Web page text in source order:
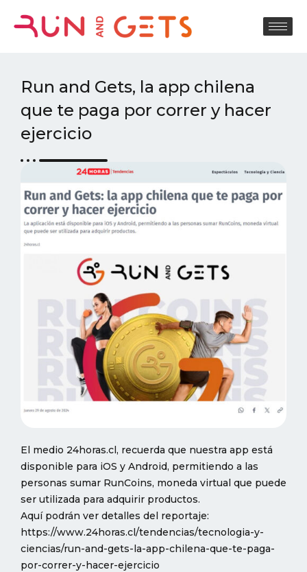
Run and Gets, la app chilena
que te paga por correr y hacer
ejercicio
El medio 24horas.cl, recuerda que nuestra app está
disponible para iOS y Android, permitiendo a las
personas sumar RunCoins, moneda virtual que puede
ser utilizada para adquirir productos.
Aquí podrán ver detalles del reportaje:
https://www.24horas.cl/tendencias/tecnologia-y-
ciencias/run-and-gets-la-app-chilena-que-te-paga-
por-correr-y-hacer-ejercicio